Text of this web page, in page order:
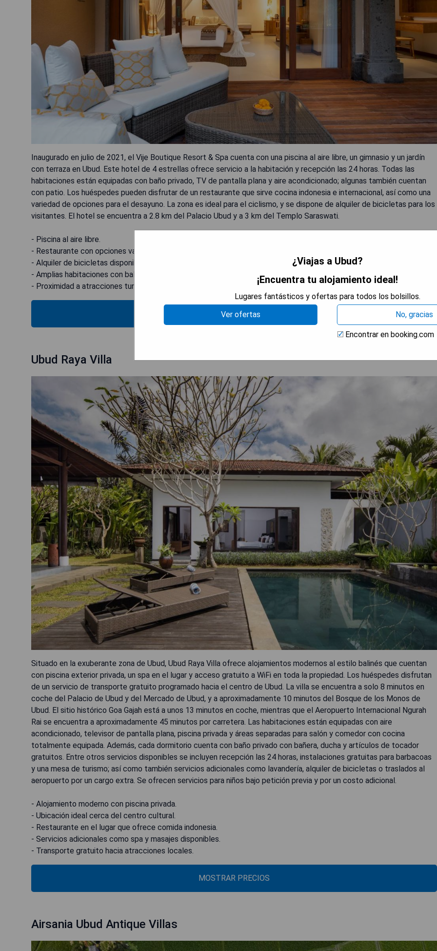
Inaugurado en julio de 2021, el Vije Boutique Resort & Spa cuenta con una piscina al aire libre, un gimnasio y un jardín
con terraza en Ubud. Este hotel de 4 estrellas ofrece servicio a la habitación y recepción las 24 horas. Todas las
habitaciones están equipadas con baño privado, TV de pantalla plana y aire acondicionado; algunas también cuentan
con patio. Los huéspedes pueden disfrutar de un restaurante que sirve cocina indonesia e internacional, así como una
variedad de opciones para el desayuno. La zona es ideal para el ciclismo, y se dispone de alquiler de bicicletas para los
visitantes. El hotel se encuentra a 2.8 km del Palacio Ubud y a 3 km del Templo Saraswati.
- Piscina al aire libre.
- Restaurante con opciones variadas.
- Alquiler de bicicletas disponible.
- Amplias habitaciones con balcón.
- Proximidad a atracciones turísticas locales.
MOSTRAR PRECIOS
Ubud Raya Villa
Situado en la exuberante zona de Ubud, Ubud Raya Villa ofrece alojamientos modernos al estilo balinés que cuentan
con piscina exterior privada, un spa en el lugar y acceso gratuito a WiFi en toda la propiedad. Los huéspedes disfrutan
de un servicio de transporte gratuito programado hacia el centro de Ubud. La villa se encuentra a solo 8 minutos en
coche del Palacio de Ubud y del Mercado de Ubud, y a aproximadamente 10 minutos del Bosque de los Monos de
Ubud. El sitio histórico Goa Gajah está a unos 13 minutos en coche, mientras que el Aeropuerto Internacional Ngurah
Rai se encuentra a aproximadamente 45 minutos por carretera. Las habitaciones están equipadas con aire
acondicionado, televisor de pantalla plana, piscina privada y áreas separadas para salón y comedor con cocina
totalmente equipada. Además, cada dormitorio cuenta con baño privado con bañera, ducha y artículos de tocador
gratuitos. Entre otros servicios disponibles se incluyen recepción las 24 horas, instalaciones gratuitas para barbacoas
y una mesa de turismo; así como también servicios adicionales como lavandería, alquiler de bicicletas o traslados al
aeropuerto por un cargo extra. Se ofrecen servicios para niños bajo petición previa y por un costo adicional.
- Alojamiento moderno con piscina privada.
- Ubicación ideal cerca del centro cultural.
- Restaurante en el lugar que ofrece comida indonesia.
- Servicios adicionales como spa y masajes disponibles.
- Transporte gratuito hacia atracciones locales.
MOSTRAR PRECIOS
Airsania Ubud Antique Villas
¿Viajas a Ubud?
¡Encuentra tu alojamiento ideal!
Lugares fantásticos y ofertas para todos los bolsillos.
Ver ofertas
No, gracias
Encontrar en booking.com